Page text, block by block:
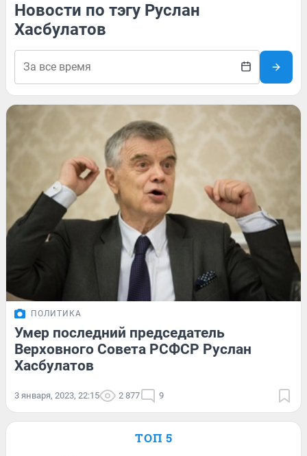
Новости по тэгу Руслан
Хасбулатов
ПОЛИТИКА
Умер последний председатель
Верховного Совета РСФСР Руслан
Хасбулатов
3 января, 2023, 22:15 2 877 9
ТОП 5